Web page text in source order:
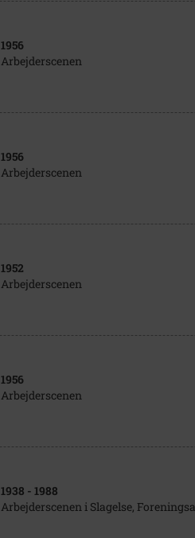
1956
Arbejderscenen
1956
Arbejderscenen
1952
Arbejderscenen
1956
Arbejderscenen
1938 - 1988
Arbejderscenen i Slagelse,